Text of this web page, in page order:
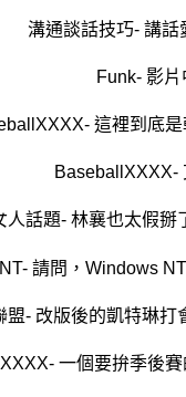
溝通談話技巧- 講話
Funk- 影
這裡到底
BaseballXXXX-
人話題- 林襄也太假掰
請問，Windows
盟- 改版後的凱特琳打
一個要拚季後